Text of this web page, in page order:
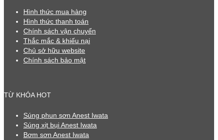
Hình thức mua hàng
Hình thức thanh toán
Chính sách vận chuyển
Thắc mắc & khiếu nại
Chủ sở hữu website
Chính sách bảo mật
TỪ KHÓA HOT
Súng phun sơn Anest Iwata
Súng xịt bụi Anest Iwata
Bơm sơn Anest Iwata